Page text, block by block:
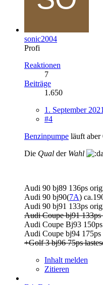
sonic2004
Profi
Reaktionen
7
Beiträge
1.650
1. September 2021
#4
Benzinpumpe läuft aber
Die Qual der Wahl
Audi 90 bj89 136ps
Audi 90 bj90(7A)
Audi 90 bj91 133ps
Audi Coupe bj91
Audi Coupe Bj93
Audi Coupe bj94 175ps
+Golf 3 bj96 75ps
Inhalt melden
Zitieren